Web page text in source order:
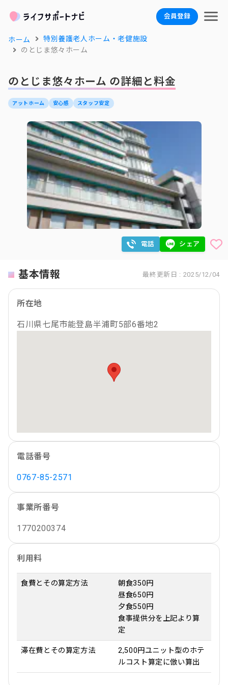
会員登録
ホーム
特別養護老人ホーム・老健施設
のとじま悠々ホーム
のとじま悠々ホーム の詳細と料金
アットホーム 安心感 スタッフ安定
電話 シェア
基本情報 最終更新日 : 2025/12/04
所在地
石川県七尾市能登島半浦町5部6番地2
電話番号
0767-85-2571
事業所番号
1770200374
利用料
食費とその算定方法
朝食350円
昼食650円
夕食550円
食事提供分を上記より算
定
滞在費とその算定方法
2,500円ユニット型のホテ
ルコスト算定に倣い算出